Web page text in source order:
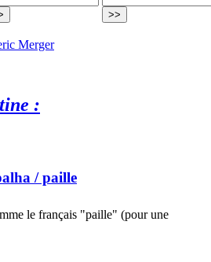
Merger
:
/ paille
le français "paille" (pour une